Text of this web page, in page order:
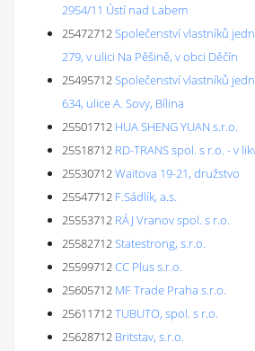
2954/11 Ústí nad Labem
25472712Společenství vlastníků
279, v ulici Na Pěšině, v obci Děčín
25495712Společenství vlastníků
634, ulice A. Sovy, Bílina
25501712 HUA SHENG YUAN s.r.o.
25518712 RD-TRANS spol. s r.o. - v
25530712Waitova 19-21, družstvo
25547712 F.Sádlík, a.s.
25553712 RÁJ Vranov spol. s r.o.
25582712Statestrong, s.r.o.
25599712CC Plus s.r.o.
25605712 MF Trade Praha s.r.o.
25611712TUBUTO, spol. s r.o.
25628712 Britstav, s.r.o.